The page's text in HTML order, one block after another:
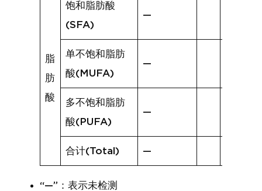
脂
肪
酸
饱和脂肪酸
(SFA)
—
单不饱和脂肪
酸(MUFA)
—
多不饱和脂肪
酸(PUFA)
—
合计(Total) —
“—”：表示未检测